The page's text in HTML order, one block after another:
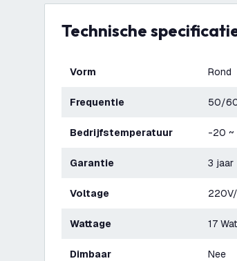
Technische
Vorm Rond
Frequentie 50/
Bedrijfstemperatuur -20 ~
Garantie 3 jaar
Voltage
Wattage 17
Dimbaar Nee